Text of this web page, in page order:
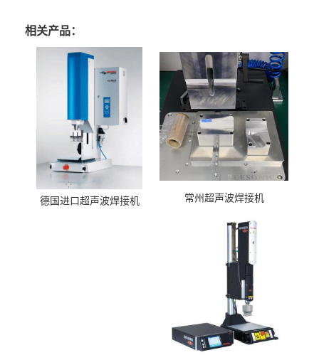
相关产品：
德国进口超声波焊接机 常州超声波焊接机